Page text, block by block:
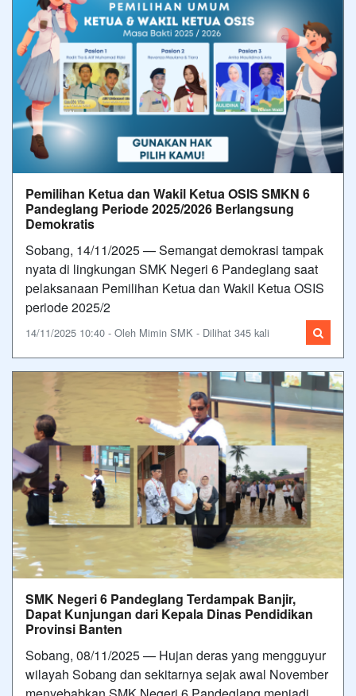
Pemilihan Ketua dan Wakil Ketua OSIS SMKN 6
Pandeglang Periode 2025/2026 Berlangsung
Demokratis
Sobang, 14/11/2025 — Semangat demokrasi tampak
nyata di lingkungan SMK Negeri 6 Pandeglang saat
pelaksanaan Pemilihan Ketua dan Wakil Ketua OSIS
periode 2025/2
14/11/2025 10:40 - Oleh Mimin SMK - Dilihat 345 kali
SMK Negeri 6 Pandeglang Terdampak Banjir,
Dapat Kunjungan dari Kepala Dinas Pendidikan
Provinsi Banten
Sobang, 08/11/2025 — Hujan deras yang mengguyur
wilayah Sobang dan sekitarnya sejak awal November